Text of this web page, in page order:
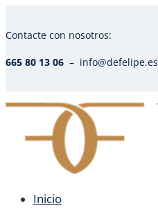
Contacte con nosotros:
665 80 13 06 – info@defelipe.es
Inicio